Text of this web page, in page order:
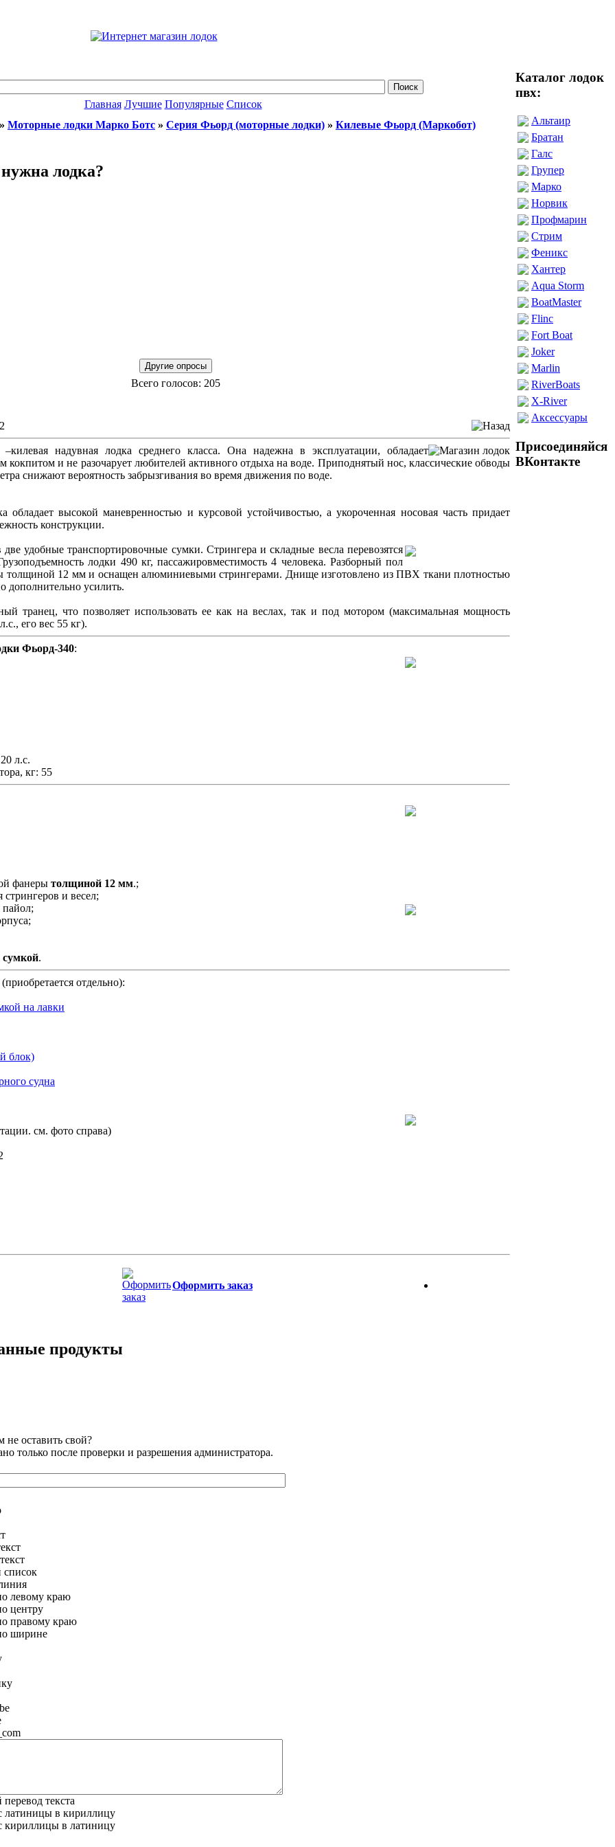
Главная Лучшие Популярные Список
Моторные лодки Марко Ботc » Серия Фьорд (моторные лодки) » Килевые Фьорд (Маркобот)
лодка?
Всего голосов: 205
надувная лодка среднего класса. Она надежна в эксплуатации, обладает
кокпитом и не разочарует любителей активного отдыха на воде. Приподнятый нос, классические обводы
снижают вероятность забрызгивания во время движения по воде.
обладает высокой маневренностью и курсовой устойчивостью, а укороченная носовая часть придает
конструкции.
удобные транспортировочные сумки. Стрингера и складные весла перевозятся
лодки 490 кг, пассажировместимость 4 человека. Разборный пол
толщиной 12 мм и оснащен алюминиевыми стрингерами. Днище изготовлено из ПВХ ткани плотностью
дополнительно усилить.
транец, что позволяет использовать ее как на веслах, так и под мотором (максимальная мощность
его вес 55 кг).
Фьорд-340:
л.с.
кг: 55
фанеры толщиной 12 мм.;
и весел;
пайол;
сумкой.
(приобретается отдельно):
на лавки
блок)
судна
см. фото справа)
Оформить заказ
продукты
оставить свой?
только после проверки и разрешения администратора.
Каталог лодок
пвх:
Альтаир
Братан
Галс
Групер
Марко
Норвик
Профмарин
Стрим
Феникс
Хантер
Aqua Storm
BoatMaster
Flinc
Fort Boat
Joker
Marlin
RiverBoats
X-River
Аксессуары
Присоединяйся
ВКонтакте